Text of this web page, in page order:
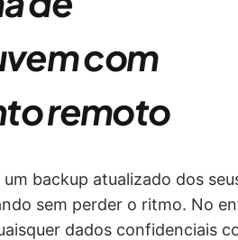
com
remoto
backup atualizado dos
sem perder o ritmo. No
dados confidenciais